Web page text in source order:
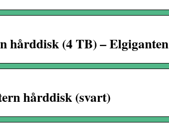
hårddisk (4 TB) – Elgiganten
hårddisk (svart)